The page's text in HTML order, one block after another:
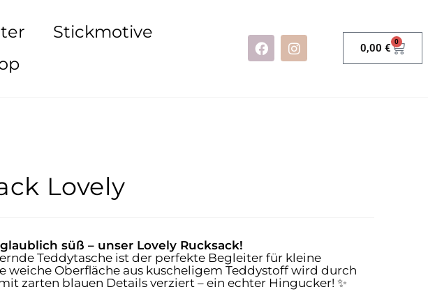
Stickmotive
0,00 € 0
Lovely
süß – unser Lovely Rucksack!
Teddytasche ist der perfekte Begleiter für kleine
weiche Oberfläche aus kuscheligem Teddystoff wird durch
zarten blauen Details verziert – ein echter Hingucker! ✨